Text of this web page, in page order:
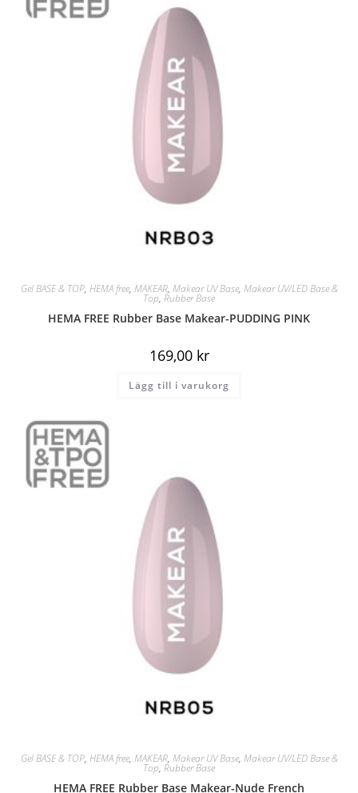
Gel BASE & TOP, HEMA free, MAKEAR, Makear UV Base, Makear UV/LED Base &
Top, Rubber Base
HEMA FREE Rubber Base Makear-PUDDING PINK
169,00 kr
Lägg till i varukorg
Gel BASE & TOP, HEMA free, MAKEAR, Makear UV Base, Makear UV/LED Base &
Top, Rubber Base
HEMA FREE Rubber Base Makear-Nude French